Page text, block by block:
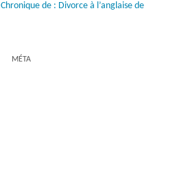
Chronique de : Divorce à l’anglaise de
MÉTA